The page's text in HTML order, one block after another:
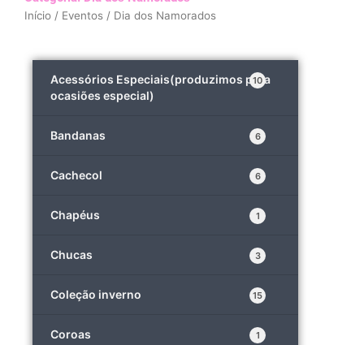
Início / Eventos / Dia dos Namorados
Acessórios Especiais(produzimos para
ocasiões especial)
10
Bandanas 6
Cachecol 6
Chapéus 1
Chucas 3
Coleção inverno 15
Coroas 1